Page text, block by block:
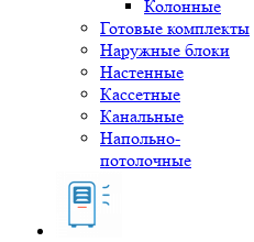
Колонные
Готовые комплекты
Наружные блоки
Настенные
Кассетные
Канальные
Напольно-
потолочные